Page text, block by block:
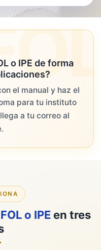
o IPE de forma
el manual y haz el
para tu instituto
a tu correo al
o IPE en tres